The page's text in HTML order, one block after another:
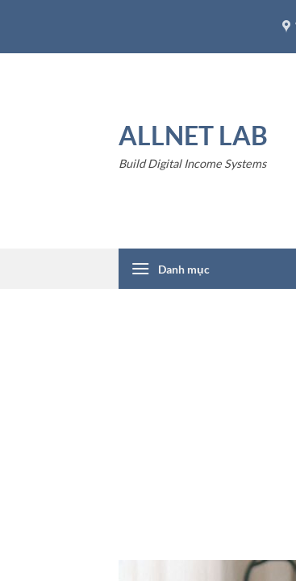
nội
ALLNET LAB
Build Digital Income Systems
Danh mục